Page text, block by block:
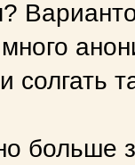
солгать
больше